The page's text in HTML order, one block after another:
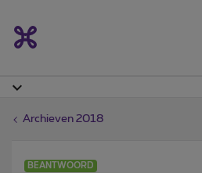
Archieven 2018
BEANTWOORD